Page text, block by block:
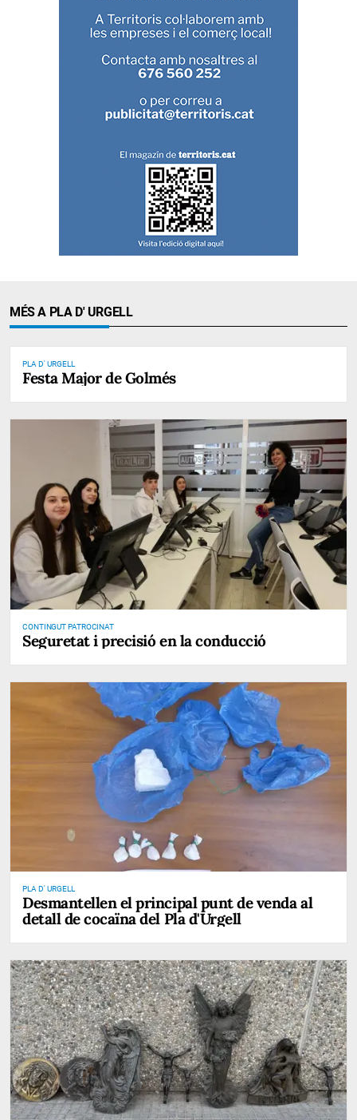
MÉS A PLA D' URGELL
PLA D' URGELL
Festa Major de Golmés
CONTINGUT PATROCINAT
Seguretat i precisió en la conducció
PLA D' URGELL
Desmantellen el principal punt de venda al
detall de cocaïna del Pla d'Urgell